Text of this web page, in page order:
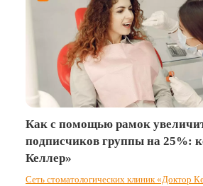
Как с помощью рамок
подписчиков группы на 25%:
Келлер»
Сеть стоматологических клиник «Доктор